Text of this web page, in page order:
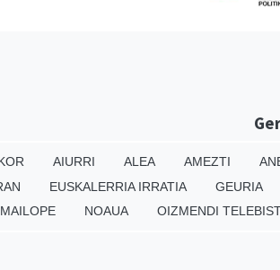
AIURRI ALEA AMEZTI
EUSKALERRIA IRRATIA GEURIA
MAILOPE NOAUA OIZMENDI